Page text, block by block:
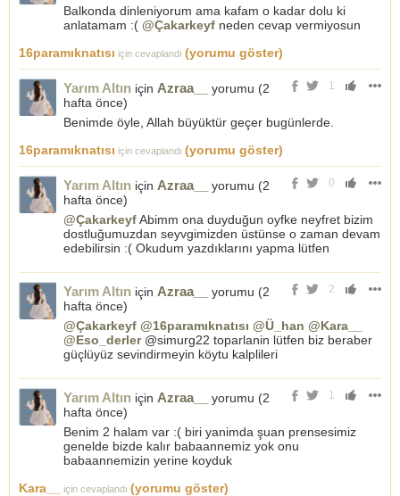
Balkonda dinleniyorum ama kafam o kadar dolu ki
anlatamam :( @Çakarkeyf neden cevap vermiyosun
16paramıknatısı için cevaplandı (yorumu göster)
1
Yarım Altın için Azraa__ yorumu (2
hafta önce)
Benimde öyle, Allah büyüktür geçer bugünlerde.
16paramıknatısı için cevaplandı (yorumu göster)
0
Yarım Altın için Azraa__ yorumu (2
hafta önce)
@ÇakarkeyfAbimm ona duyduğun oyfke neyfret bizim
dostluğumuzdan seyvgimizden üstünse o zaman devam
edebilirsin :( Okudum yazdıklarını yapma lütfen
2
Yarım Altın için Azraa__ yorumu (2
hafta önce)
@Çakarkeyf @16paramıknatısı @Ü_han @Kara__
@Eso_derler@simurg22 toparlanin lütfen biz beraber
güçlüyüz sevindirmeyin köytu kalplileri
1
Yarım Altın için Azraa__ yorumu (2
hafta önce)
Benim 2 halam var :( biri yanimda şuan prensesimiz
genelde bizde kalır babaannemiz yok onu
babaannemizin yerine koyduk
Kara__
için cevaplandı (yorumu göster)